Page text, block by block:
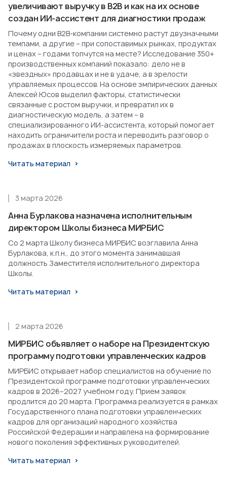
увеличивают выручку в B2B и как на их основе
создан ИИ-ассистент для диагностики продаж
Почему одни B2B-компании системно растут двузначными
темпами, а другие – при сопоставимых рынках, продуктах
и ценах – годами топчутся на месте? Исследование 350+
производственных компаний показало: дело не в
«звездных» продавцах и не в удаче, а в зрелости
управляемых процессов. На основе эмпирических данных
Алексей Юсов выделил факторы, статистически
связанные с ростом выручки, и превратил их в
диагностическую модель, а затем – в
специализированного ИИ-ассистента, который помогает
находить ограничители роста и переводить разговор о
продажах в плоскость измеряемых параметров.
Читать материал
Анна Бурлакова назначена исполнительным
директором Школы бизнеса МИРБИС
3 марта 2026
Со 2 марта Школу бизнеса МИРБИС возглавила Анна
Бурлакова, к.п.н., до этого момента занимавшая
должность Заместителя исполнительного директора
Школы.
Читать материал
МИРБИС объявляет о наборе на Президентскую
программу подготовки управленческих кадров
2 марта 2026
МИРБИС открывает набор специалистов на обучение по
Президентской программе подготовки управленческих
кадров в 2026–2027 учебном году. Прием заявок
продлится до 20 марта. Программа реализуется в рамках
Государственного плана подготовки управленческих
кадров для организаций народного хозяйства
Российской Федерации и направлена на формирование
нового поколения эффективных руководителей.
Читать материал